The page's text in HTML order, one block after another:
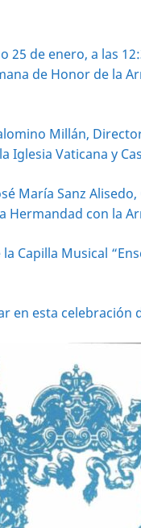
de enero, a las
de Honor de la
Millán,
Iglesia Vaticana y
María Sanz
Hermandad con la
Capilla Musical
en esta